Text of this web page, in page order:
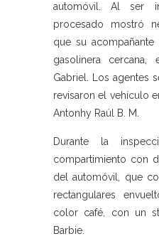
automóvil. Al ser
procesado mostró
que su
gasolinera
Gabriel. Los agentes
revisaron el vehículo
Antonhy Raúl B. M.
Durante la
compartimiento con
del automóvil, que
rectangulares
color café, con un
Barbie.